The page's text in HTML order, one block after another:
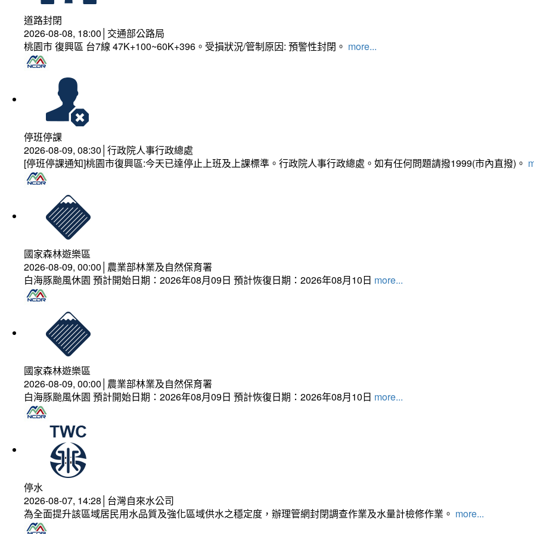
道路封閉
2026-08-08, 18:00│交通部公路局
桃園市 復興區 台7線 47K+100~60K+396。受損狀況/管制原因: 預警性封閉。 more...
停班停課
2026-08-09, 08:30│行政院人事行政總處
[停班停課通知]桃園市復興區:今天已達停止上班及上課標準。行政院人事行政總處。如有任何問題請撥1999(市內直撥)。
國家森林遊樂區
2026-08-09, 00:00│農業部林業及自然保育署
白海豚颱風休園 預計開始日期：2026年08月09日 預計恢復日期：2026年08月10日 more...
國家森林遊樂區
2026-08-09, 00:00│農業部林業及自然保育署
白海豚颱風休園 預計開始日期：2026年08月09日 預計恢復日期：2026年08月10日 more...
停水
2026-08-07, 14:28│台灣自來水公司
為全面提升該區域居民用水品質及強化區域供水之穩定度，辦理管網封閉調查作業及水量計檢修作業。 more...